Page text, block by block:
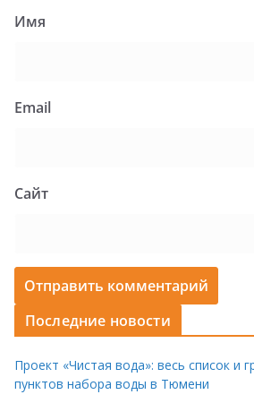
Имя
Email
Сайт
Последние новости
Проект «Чистая вода»: весь список и
пунктов набора воды в Тюмени